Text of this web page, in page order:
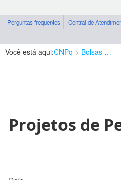
Perguntas frequentes Central de
Você está aqui:CNPq Bolsas e Auxílios Vigentes
Projetos de